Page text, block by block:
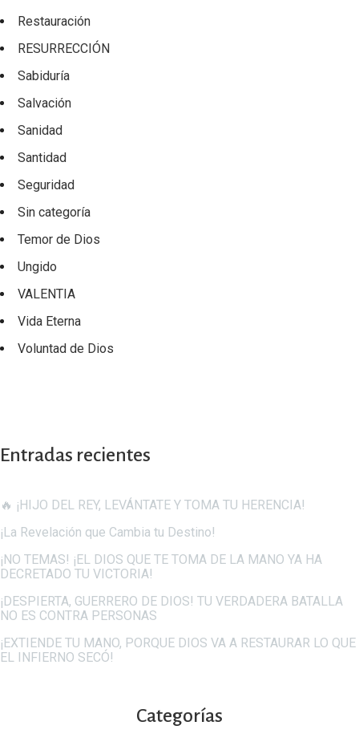
Restauración
RESURRECCIÓN
Sabiduría
Salvación
Sanidad
Santidad
Seguridad
Sin categoría
Temor de Dios
Ungido
VALENTIA
Vida Eterna
Voluntad de Dios
Entradas recientes
🔥 ¡HIJO DEL REY, LEVÁNTATE Y TOMA TU HERENCIA!
¡La Revelación que Cambia tu Destino!
¡NO TEMAS! ¡EL DIOS QUE TE TOMA DE LA MANO YA HA
DECRETADO TU VICTORIA!
¡DESPIERTA, GUERRERO DE DIOS! TU VERDADERA BATALLA
NO ES CONTRA PERSONAS
¡EXTIENDE TU MANO, PORQUE DIOS VA A RESTAURAR LO QUE
EL INFIERNO SECÓ!
Categorías